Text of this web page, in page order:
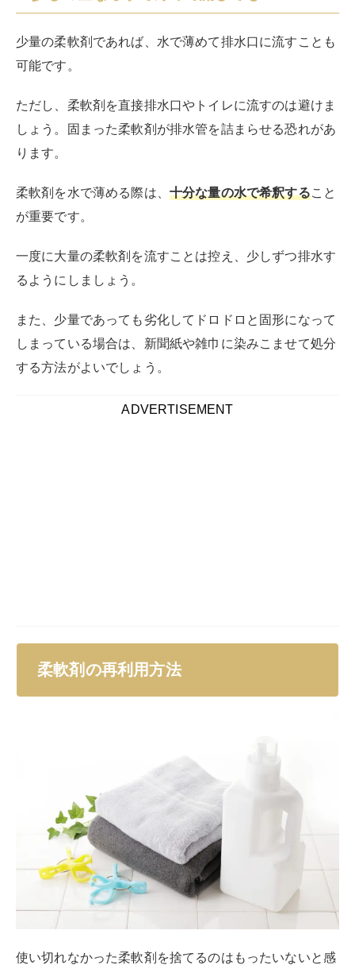
少量の柔軟剤であれば、水で薄めて排水口に流すことも
可能です。
ただし、柔軟剤を直接排水口やトイレに流すのは避けま
しょう。固まった柔軟剤が排水管を詰まらせる恐れがあ
ります。
柔軟剤を水で薄める際は、 十分な量の水で希釈すること
が重要です。
一度に大量の柔軟剤を流すことは控え、少しずつ排水す
るようにしましょう。
また、少量であっても劣化してドロドロと固形になって
しまっている場合は、新聞紙や雑巾に染みこませて処分
する方法がよいでしょう。
ADVERTISEMENT
柔軟剤の再利用方法
使い切れなかった柔軟剤を捨てるのはもったいないと感